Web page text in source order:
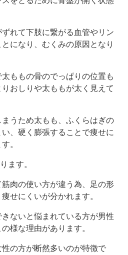
れて下肢に繋がる血管やリン
になり、むくみの原因となり
ももの骨のでっぱりの位置も
おしりや太ももが太く見えて
うため太もも、ふくらはぎの
、硬く膨張することで痩せに
。
ます。
肉の使い方が違う為、足の形
せにくいが分かれます。
ないと悩まれている方が男性
様な理由があります。
の方が断然多いのが特徴で